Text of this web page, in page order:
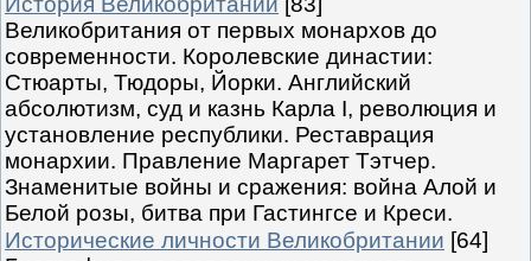
Великобритания от первых монархов до
современности. Королевские династии:
Стюарты, Тюдоры, Йорки. Английский
абсолютизм, суд и казнь Карла I, революция и
установление республики. Реставрация
монархии. Правление Маргарет Тэтчер.
Знаменитые войны и сражения: война Алой и
Белой розы, битва при Гастингсе и Креси.
Исторические личности Великобритании [64]